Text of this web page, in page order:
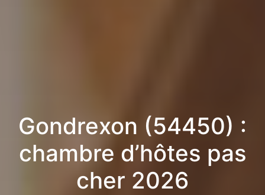
Gondrexon (54450) :
chambre d’hôtes pas
cher 2026